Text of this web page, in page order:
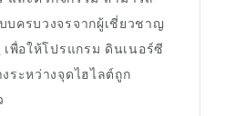
บครบวงจรจากผู้เชี่ยวชาญ
เพื่อให้โปรแกรม ดินเนอร์ซี
ระหว่างจุดไฮไลต์ถูก